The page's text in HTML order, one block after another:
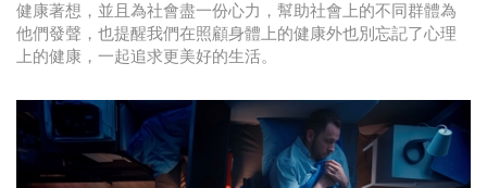
健康著想，並且為社會盡一份心力，幫助社會上的不同群體為
他們發聲，也提醒我們在照顧身體上的健康外也別忘記了心理
上的健康，一起追求更美好的生活。